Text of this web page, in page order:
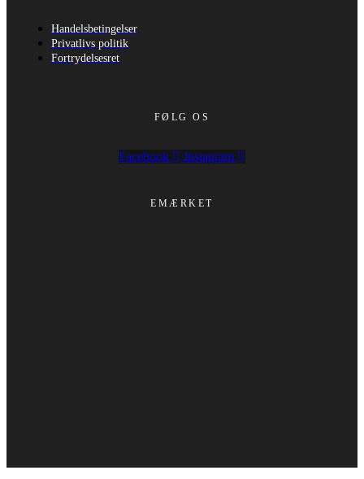
Handelsbetingelser
Privatlivs politik
Fortrydelsesret
FØLG OS
Facebook Instagram
EMÆRKET